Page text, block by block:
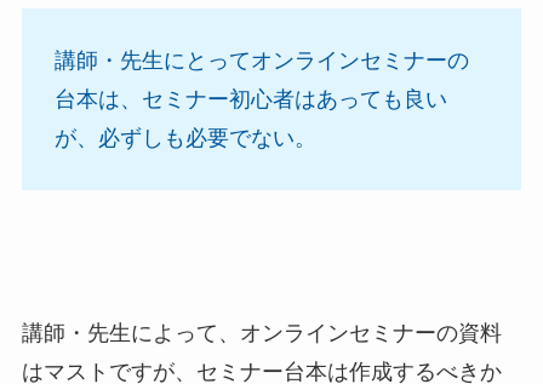
講師・先生にとってオンラインセミナーの
台本は、セミナー初心者はあっても良い
が、必ずしも必要でない。
講師・先生によって、オンラインセミナーの資料
はマストですが、セミナー台本は作成するべきか